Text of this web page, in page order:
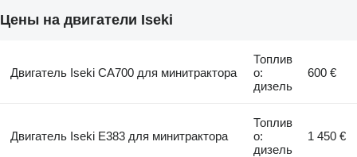
Цены на двигатели Iseki
Двигатель Iseki CA700 для минитрактора
Топлив
о:
дизель
600 €
Двигатель Iseki E383 для минитрактора
Топлив
о:
дизель
1 450 €